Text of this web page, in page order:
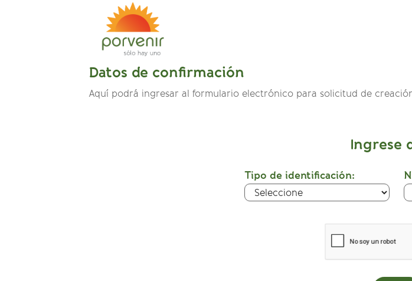
Datos de confirmación
Aquí podrá ingresar al formulario electrónico para solicitud de
Ingrese
Tipo de identificación: